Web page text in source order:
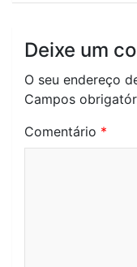
Deixe um
O seu endereço
Campos
Comentário *